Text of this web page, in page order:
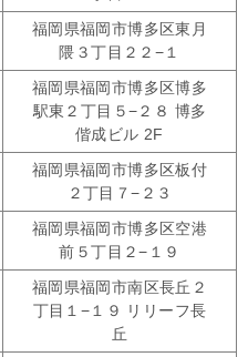
福岡県福岡市博多区東月
隈３丁目２２−１
福岡県福岡市博多区博多
駅東２丁目５−２８ 博多
偕成ビル 2F
福岡県福岡市博多区板付
２丁目７−２３
福岡県福岡市博多区空港
前５丁目２−１９
福岡県福岡市南区長丘２
丁目１−１９ リリーフ長
丘